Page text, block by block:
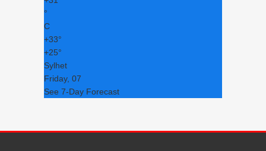
°
C
+33°
+25°
Sylhet
Friday, 07
See 7-Day Forecast